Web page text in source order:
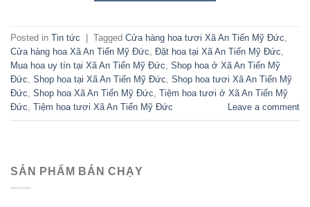
Posted in Tin tức Tagged Cửa hàng hoa tươi Xã An Tiến Mỹ Đức
Cửa hàng hoa Xã An Tiến Mỹ Đức Đặt hoa tại Xã An Tiến Mỹ Đức
Mua hoa uy tín tại Xã An Tiến Mỹ Đức Shop hoa ở Xã An Tiến Mỹ
Đức Shop hoa tại Xã An Tiến Mỹ Đức Shop hoa tươi Xã An Tiến Mỹ
Đức Shop hoa Xã An Tiến Mỹ Đức Tiệm hoa tươi ở Xã An Tiến Mỹ
Đức Tiệm hoa tươi Xã An Tiến Mỹ Đức Leave a comment
SẢN PHẨM BÁN CHẠY